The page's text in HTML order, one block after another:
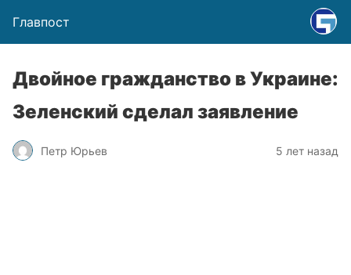
Главпост
Двойное гражданство в Украине:
Зеленский сделал заявление
Петр Юрьев 5 лет назад